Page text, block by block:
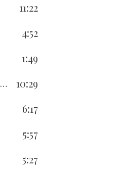
11:22
4:52
1:49
10:29
6:17
5:57
5:27